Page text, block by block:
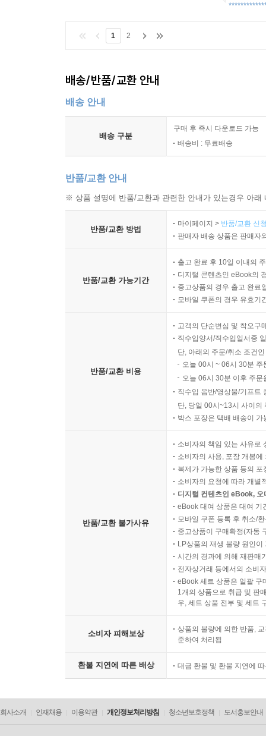
1 2
배송/반품/교환 안내
배송 안내
배송 구분
구매 후 즉시 다운로드 가능
배송비 : 무료배송
반품/교환 안내
※ 상품 설명에 반품/교환과 관련한 안내가 있는경우 아
반품/교환 방법
마이페이지 > 반품/교환 신
판매자 배송 상품은 판매자
반품/교환 가능기간
출고 완료 후 10일 이내의
디지털 콘텐츠인 eBook의
중고상품의 경우 출고 완료
모바일 쿠폰의 경우 유효기
반품/교환 비용
고객의 단순변심 및 착오구
직수입양서/직수입일서중
단, 아래의 주문/취소 조건
오늘 00시 ~ 06시 30분
오늘 06시 30분 이후 주
직수입 음반/영상물/기프트
단, 당일 00시~13시 사이의
박스 포장은 택배 배송이
반품/교환 불가사유
소비자의 책임 있는 사유로
소비자의 사용, 포장 개봉
복제가 가능한 상품 등의
소비자의 요청에 따라 개별
디지털 컨텐츠인 eBook,
eBook 대여 상품은 대여 기
모바일 쿠폰 등록 후 취소/
중고상품이 구매확정(자동
LP상품의 재생 불량 원인
시간의 경과에 의해 재판매
전자상거래 등에서의 소비
eBook 세트 상품은 일괄 구
1개의 상품으로 취급 및 판
우, 세트 상품 전부 및 세트
소비자 피해보상
상품의 불량에 의한 반품,
준하여 처리됨
환불 지연에 따른 배상 대금 환불 및 환불 지연에
회사소개 인재채용 이용약관 개인정보처리방침 청소년보호정책 도서홍보안내